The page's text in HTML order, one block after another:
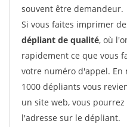
souvent être demandeur.
Si vous faites imprimer
dépliant de qualité, où
rapidement ce que vous
votre numéro d'appel. En
1000 dépliants vous
un site web, vous
l'adresse sur le dépliant.